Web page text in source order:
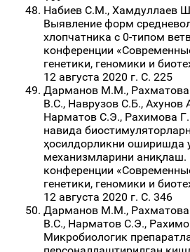
Набиев С.М., Хамдуллаев
Выявление форм
хлопчатника с 0-типом
конференции
генетики, геномики и
12 августа 2020 г. С. 225
Дарманов М.М.,
В.С., Наврузов С.Б.,
Нарматов С.Э., Рахимова
навида
ҳосилдорликни оширишда
механизмларини
конференции
генетики, геномики и
12 августа 2020 г. С. 346
Дарманов М.М.,
В.С., Нарматов С.Э.,
Микробиологик